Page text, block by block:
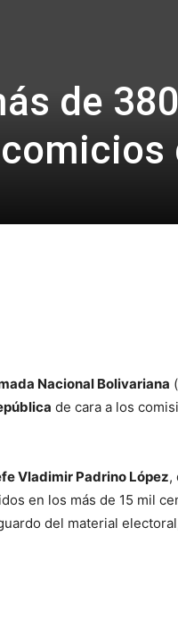
de
Nacional Bolivariana (
de cara a los
Vladimir Padrino López,
en los más de 15 mil
del material